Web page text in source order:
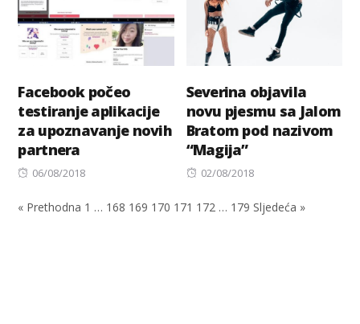
Facebook počeo
testiranje aplikacije
za upoznavanje novih
partnera
Posted
06/08/2018
Severina objavila
novu pjesmu sa Jalom
Bratom pod nazivom
“Magija”
Posted
02/08/2018
« Prethodna 1 … 168 169 170 171 172 … 179 Sljedeća »